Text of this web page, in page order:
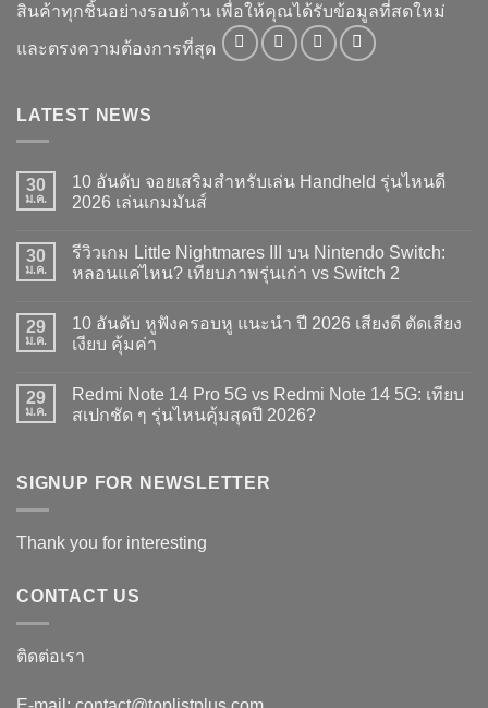
สินค้าทุกชิ้นอย่างรอบด้าน เพื่อให้คุณได้รับข้อมูลที่สดใหม่
และตรงความต้องการที่สุด
LATEST NEWS
30
ม.ค.
10 อันดับ จอยเสริมสำหรับเล่น Handheld รุ่นไหนดี
2026 เล่นเกมมันส์
เห็น
บน
10
เสริม
สำหรับ
เล่น
ไหน
ดี
2026
30
ม.ค.
รีวิวเกม Little Nightmares III บน Nintendo Switch:
หลอนแค่ไหน? เทียบภาพรุ่นเก่า vs Switch 2
เห็น
บน
รีวิว
Nightmares
III
บน
แค่
รุ่น
เก่า
2
29
ม.ค.
10 อันดับ หูฟังครอบหู แนะนำ ปี 2026 เสียงดี ตัดเสียง
เงียบ คุ้มค่า
เห็น
บน
10
ครอบ
2026
เสียง
เสียง
29
ม.ค.
Redmi Note 14 Pro 5G vs Redmi Note 14 5G: เทียบ
สเปกชัด ๆ รุ่นไหนคุ้มสุดปี 2026?
บน
Pro
5G
Note
สเปก
ชัด
SIGNUP FOR NEWSLETTER
Thank you for interesting
CONTACT US
ติดต่อเรา